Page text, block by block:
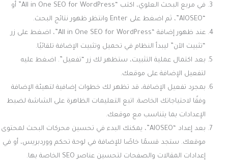
في مربع البحث العلوي، اكتب “All in One SEO for WordPress” أو
“AIOSEO”، ثم اضغط على Enter وانتظر ظهور نتائج البحث.
عند ظهور إضافة “All in One SEO for WordPress”، اضغط على زر
“تثبيت الآن” ليبدأ النظام في تحميل وتثبيت الإضافة تلقائيًا.
بعد اكتمال عملية التثبيت، ستظهر لك زر “تفعيل”. اضغط عليه
لتفعيل الإضافة على موقعك.
بمجرد تفعيل الإضافة، قد تظهر لك خطوات إضافية لتهيئة الإضافة
وفقًا لاحتياجاتك الخاصة. اتبع التعليمات الظاهرة على الشاشة لضبط
الإعدادات بما يتناسب مع موقعك.
بعد إعداد “AIOSEO”، يمكنك البدء في تحسين محركات البحث لمحتوى
موقعك. ستجد قسمًا خاصًا للإضافة في لوحة تحكم ووردبريس، أو في
إعدادات المقالات والصفحات لتحسين عناصر SEO الخاصة بها.